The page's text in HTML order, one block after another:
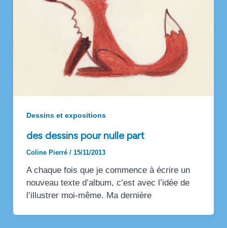
Dessins et expositions
des dessins pour nulle part
Coline Pierré / 15/11/2013
A chaque fois que je commence à écrire un
nouveau texte d’album, c’est avec l’idée de
l’illustrer moi-même. Ma dernière